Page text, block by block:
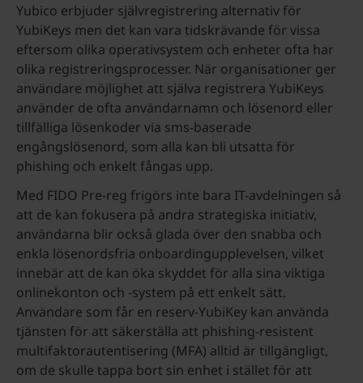
Yubico erbjuder självregistrering alternativ för
YubiKeys men det kan vara tidskrävande för vissa
eftersom olika operativsystem och enheter ofta har
olika registreringsprocesser. När organisationer ger
användare möjlighet att själva registrera YubiKeys
använder de ofta användarnamn och lösenord eller
tillfälliga lösenkoder via sms-baserade
engångslösenord, som alla kan bli utsatta för
phishing och enkelt fångas upp.
Med FIDO Pre-reg frigörs inte bara IT-avdelningen så
att de kan fokusera på andra strategiska initiativ,
användarna blir också glada över den snabba och
enkla lösenordsfria onboardingupplevelsen, vilket
innebär att de kan öka skyddet för alla sina viktiga
onlinekonton och -system på ett enkelt sätt.
Användare som får en reserv-YubiKey kan använda
tjänsten för att säkerställa att phishing-resistent
multifaktorautentisering (MFA) alltid är tillgängligt,
om de skulle tappa bort sin enhet i stället för att